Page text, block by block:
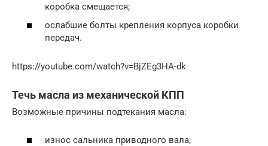
коробка смещается;
ослабшие болты крепления корпуса коробки
передач.
https://youtube.com/watch?v=BjZEg3HA-dk
Течь масла из механической КПП
Возможные причины подтекания масла:
износ сальника приводного вала;